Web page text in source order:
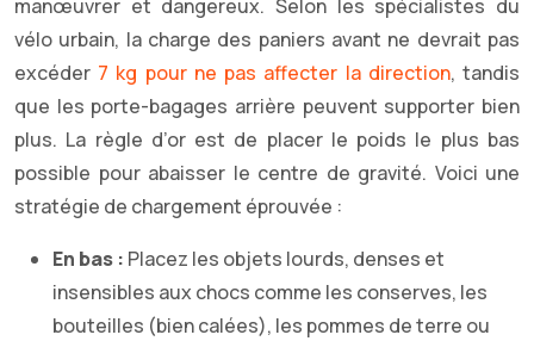
manœuvrer et dangereux. Selon les spécialistes du
vélo urbain, la charge des paniers avant ne devrait pas
excéder 7 kg pour ne pas affecter la direction, tandis
que les porte-bagages arrière peuvent supporter bien
plus. La règle d’or est de placer le poids le plus bas
possible pour abaisser le centre de gravité. Voici une
stratégie de chargement éprouvée :
En bas : Placez les objets lourds, denses et
insensibles aux chocs comme les conserves, les
bouteilles (bien calées), les pommes de terre ou